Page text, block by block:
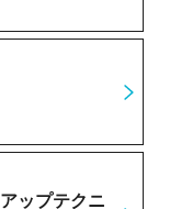
ップテクニ